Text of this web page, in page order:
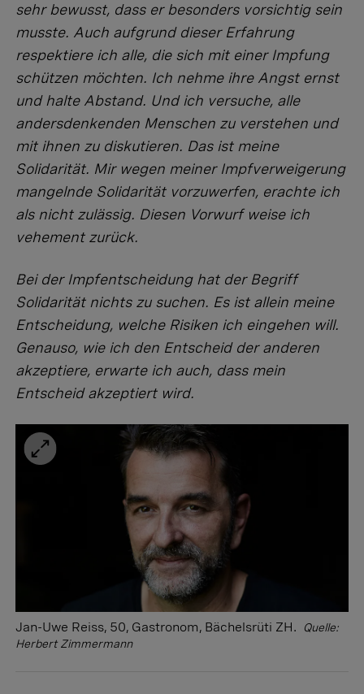
sehr bewusst, dass er besonders vorsichtig sein
musste. Auch aufgrund dieser Erfahrung
respektiere ich alle, die sich mit einer Impfung
schützen möchten. Ich nehme ihre Angst ernst
und halte Abstand. Und ich versuche, alle
andersdenkenden Menschen zu verstehen und
mit ihnen zu diskutieren. Das ist meine
Solidarität. Mir wegen meiner Impfverweigerung
mangelnde Solidarität vorzuwerfen, erachte ich
als nicht zulässig. Diesen Vorwurf weise ich
vehement zurück.
Bei der Impfentscheidung hat der Begriff
Solidarität nichts zu suchen. Es ist allein meine
Entscheidung, welche Risiken ich eingehen will.
Genauso, wie ich den Entscheid der anderen
akzeptiere, erwarte ich auch, dass mein
Entscheid akzeptiert wird.
Jan-Uwe Reiss, 50, Gastronom, Bächelsrüti ZH.
Quelle:
Herbert Zimmermann